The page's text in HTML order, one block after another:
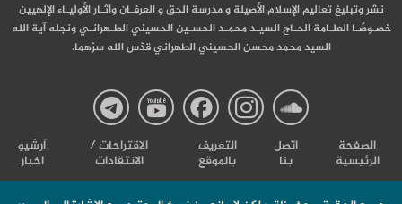
نشر وتبليغ تعاليم الإسلام الأصيلة و مدرسة الحق و العرفـان وآثـار الأوليـاء الإلهيين
خصـوصًـا العلـامة الحـاج السيـد محمـد الحسـين الحسيني الطـهرانـي ونجله آية الله
السيد محمد محسن الحسيني الطهراني قدّس الله سرّهما.
صفحة
صفحة
صفحة
صفحة
الصفحة
الرئيسية
اتصل
بنا
التعریف
بالموقع
الاقتراحات /
الانتقادات
آرشیو
اخبار